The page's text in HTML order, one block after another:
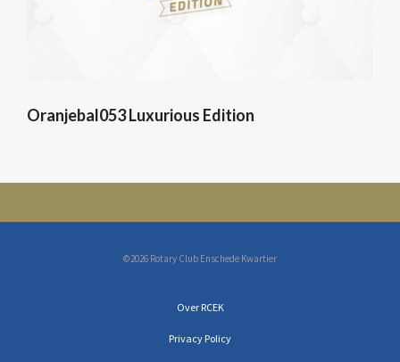
Oranjebal053 Luxurious Edition
©2026 Rotary Club Enschede Kwartier
Over RCEK
Privacy Policy